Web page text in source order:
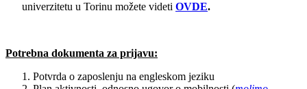
univerzitetu u Torinu možete videti OVDE.
Potrebna dokumenta za prijavu:
Potvrda o zaposlenju na engleskom jeziku